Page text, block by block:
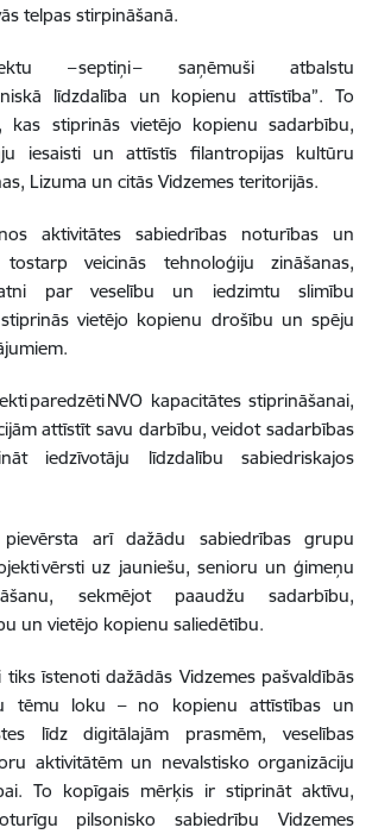
telpas stirpināšanā.
– septiņi – saņēmuši atbalstu
līdzdalība un kopienu attīstība”. To
kas stiprinās vietējo kopienu sadarbību,
iesaisti un attīstīs filantropijas kultūru
Lizuma un citās Vidzemes teritorijās.
aktivitātes sabiedrības noturības un
veicinās tehnoloģiju zināšanas,
par veselību un iedzimtu slimību
vietējo kopienu drošību un spēju
paredzēti NVO kapacitātes stiprināšanai,
attīstīt savu darbību, veidot sadarbības
iedzīvotāju līdzdalību sabiedriskajos
arī dažādu sabiedrības grupu
vērsti uz jauniešu, senioru un ģimeņu
sekmējot paaudžu sadarbību,
un vietējo kopienu saliedētību.
īstenoti dažādās Vidzemes pašvaldībās
tēmu loku – no kopienu attīstības un
līdz digitālajām prasmēm, veselības
aktivitātēm un nevalstisko organizāciju
To kopīgais mērķis ir stiprināt aktīvu,
pilsonisko sabiedrību Vidzemes